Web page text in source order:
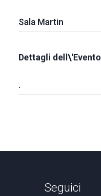
Sala Martin
Dettagli dell\'Evento
.
Seguici